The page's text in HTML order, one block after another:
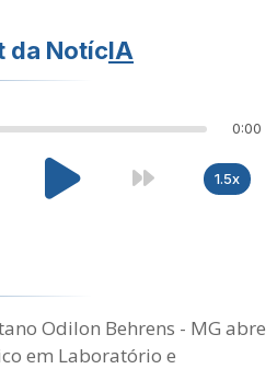
da NotícIA
0:00
1.5x
Odilon Behrens - MG abre
em Laboratório e